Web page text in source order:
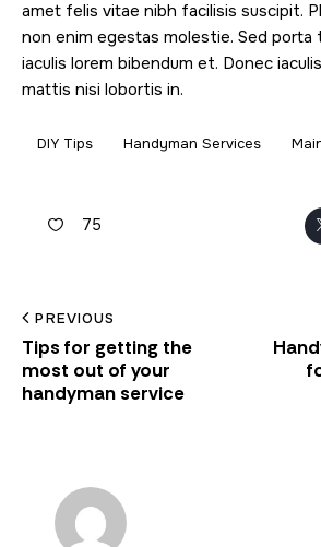
amet felis vitae nibh facilisis suscipit.
non enim egestas molestie. Sed porta
iaculis lorem bibendum et. Donec
mattis nisi lobortis in.
DIY Tips Handyman Services
75
PREVIOUS
Tips for getting the
most out of your
handyman service